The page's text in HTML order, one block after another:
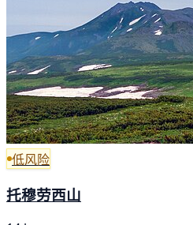
低风险
托穆劳西山